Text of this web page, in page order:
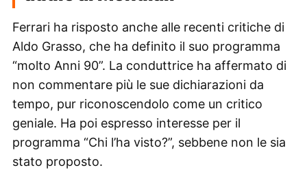
Ferrari ha risposto anche alle recenti critiche di
Aldo Grasso, che ha definito il suo programma
“molto Anni 90”. La conduttrice ha affermato di
non commentare più le sue dichiarazioni da
tempo, pur riconoscendolo come un critico
geniale. Ha poi espresso interesse per il
programma “Chi l’ha visto?”, sebbene non le sia
stato proposto.